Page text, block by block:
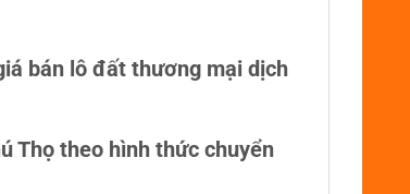
bán lô đất thương mại dịch
Thọ theo hình thức chuyển